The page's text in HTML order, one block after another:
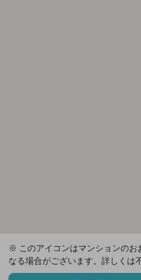
※ このアイコンはマンションのお
なる場合がございます。詳しくは